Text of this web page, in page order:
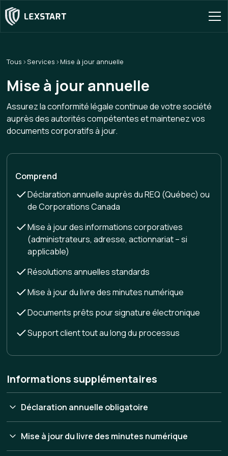
Tous Services Mise à jour annuelle
Mise à jour annuelle
Assurez la conformité légale continue de votre société
auprès des autorités compétentes et maintenez vos
documents corporatifs à jour.
Comprend
Déclaration annuelle auprès du REQ (Québec) ou
de Corporations Canada
Mise à jour des informations corporatives
(administrateurs, adresse, actionnariat – si
applicable)
Résolutions annuelles standards
Mise à jour du livre des minutes numérique
Documents prêts pour signature électronique
Support client tout au long du processus
Informations supplémentaires
Déclaration annuelle obligatoire
afin de demeurer conforme et active au registre des
Mise à jour du livre des minutes numérique